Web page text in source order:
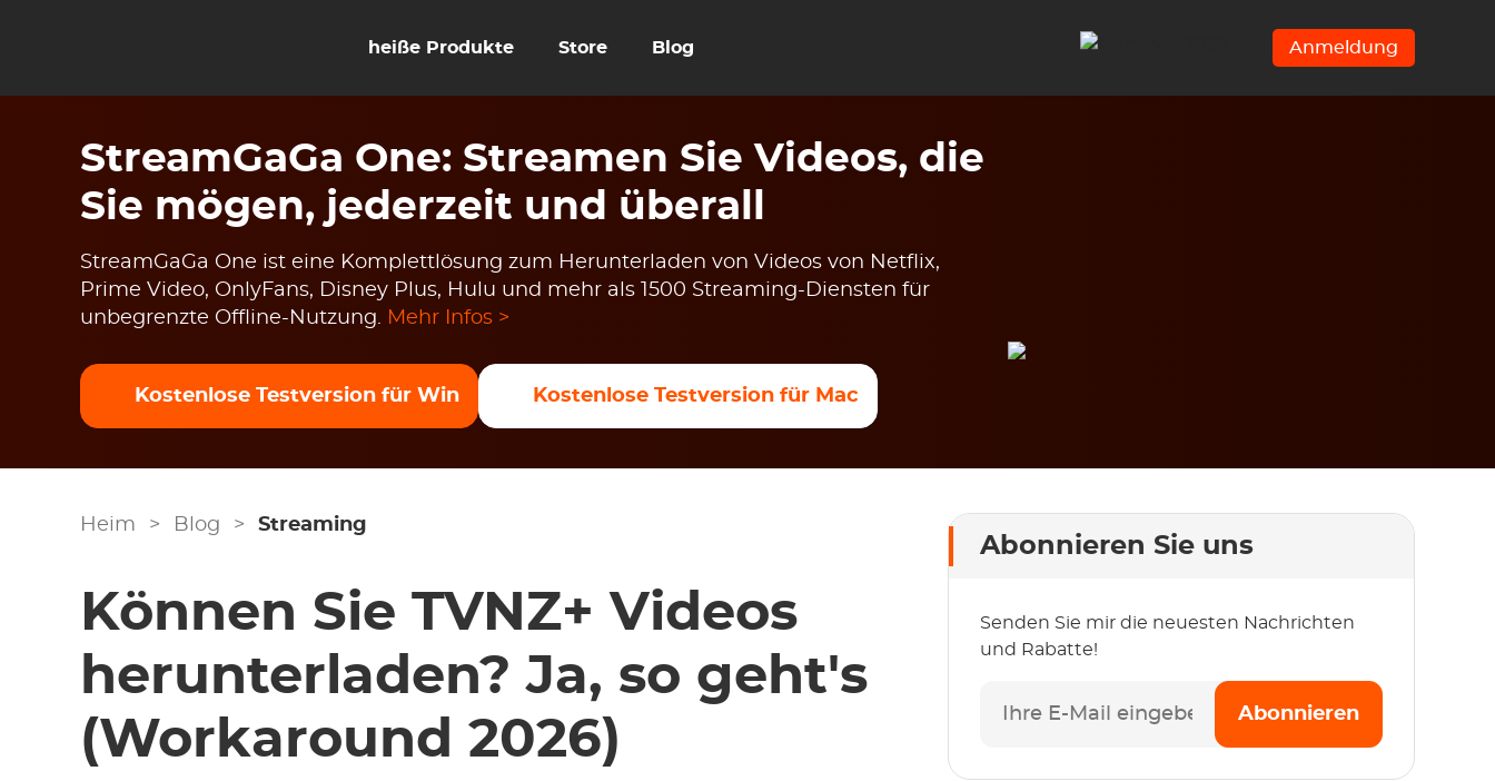
heiße Produkte Store Blog Anmeldung
StreamGaGa One: Streamen Sie Videos, die
Sie mögen, jederzeit und überall
StreamGaGa One ist eine Komplettlösung zum Herunterladen von Videos von Netflix,
Prime Video, OnlyFans, Disney Plus, Hulu und mehr als 1500 Streaming-Diensten für
unbegrenzte Offline-Nutzung. Mehr Infos >
Kostenlose Testversion für Win Kostenlose Testversion für Mac
Heim > Blog > Streaming
Können Sie TVNZ+ Videos
herunterladen? Ja, so geht's
(Workaround 2026)
Abonnieren Sie uns
Senden Sie mir die neuesten Nachrichten
und Rabatte!
Abonnieren